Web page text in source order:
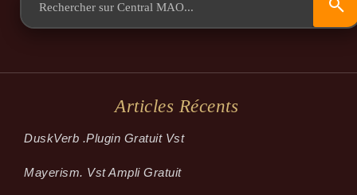
Articles Récents
Dusk­Verb .plugin Gratuit Vst
Mayerism. Vst Ampli Gratuit